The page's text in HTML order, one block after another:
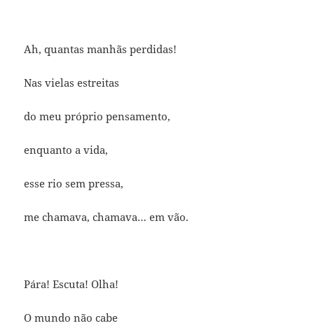
Ah, quantas manhãs perdidas!
Nas vielas estreitas
do meu próprio pensamento,
enquanto a vida,
esse rio sem pressa,
me chamava, chamava… em vão.
Pára! Escuta! Olha!
O mundo não cabe